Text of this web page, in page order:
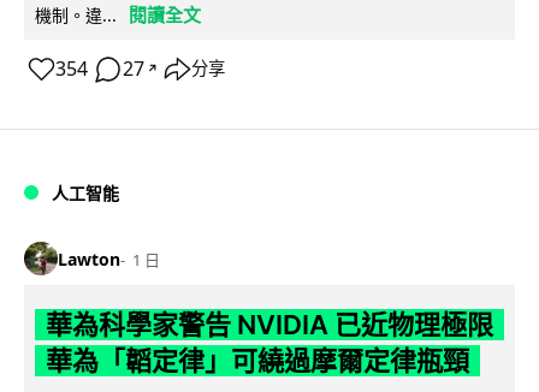
機制。違...
閱讀全文
354 27 ↗ 分享
人工智能
Lawton 1 日
華為科學家警告 NVIDIA 已近物理極限
華為「韜定律」可繞過摩爾定律瓶頸